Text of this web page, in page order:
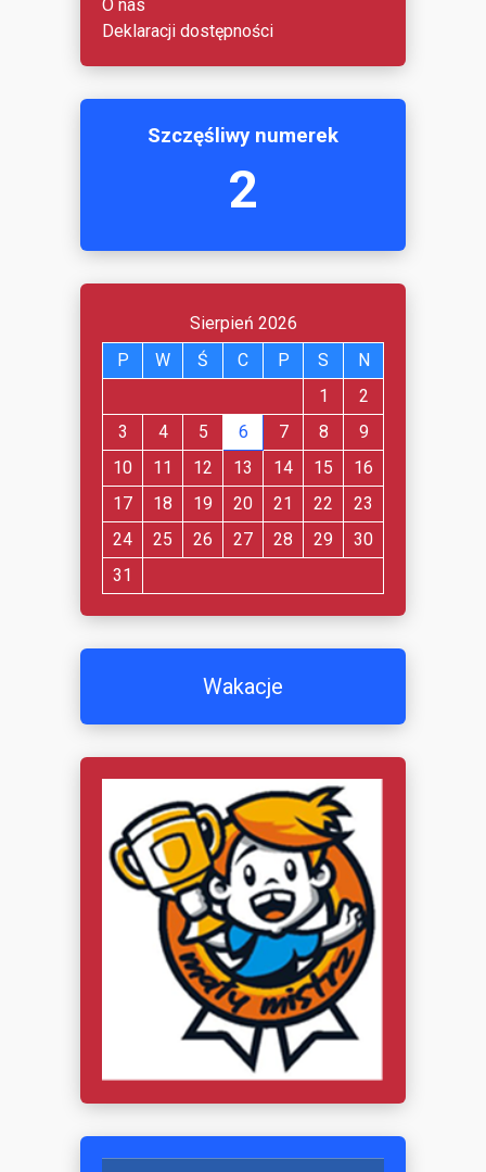
O nas
Deklaracji dostępności
Szczęśliwy numerek
2
Sierpień 2026
P
W Ś C P S
N
1
2
3
4 5 6 7 8
9
10
11 12 13 14 15
16
17
18 19 20 21 22
23
24
25 26 27 28 29
30
31
Wakacje